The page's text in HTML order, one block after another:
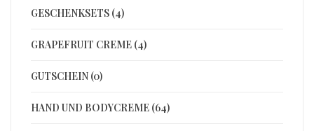
GESCHENKSETS (4)
GRAPEFRUIT CREME (4)
GUTSCHEIN (0)
HAND UND BODYCREME (64)